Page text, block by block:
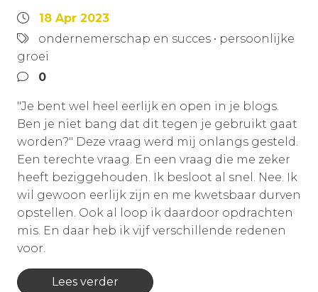
18 Apr 2023
ondernemerschap en succes • persoonlijke
groei
0
"Je bent wel heel eerlijk en open in je blogs.
Ben je niet bang dat dit tegen je gebruikt gaat
worden?" Deze vraag werd mij onlangs gesteld.
Een terechte vraag. En een vraag die me zeker
heeft beziggehouden. Ik besloot al snel. Nee. Ik
wil gewoon eerlijk zijn en me kwetsbaar durven
opstellen. Ook al loop ik daardoor opdrachten
mis. En daar heb ik vijf verschillende redenen
voor.
Lees verder